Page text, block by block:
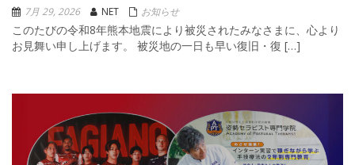
7月 29, 2026 NET お知らせ
このたびの令和8年熊本地震により被災されたみなさまに、心より
お見舞い申し上げます。 被災地の一日も早い復旧・復 […]